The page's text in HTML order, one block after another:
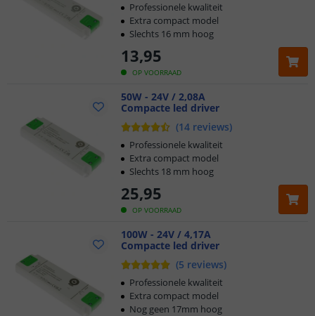
OP VOORRAAD
13,95
Professionele kwaliteit
Extra compact model
Slechts 16 mm hoog
50W - 24V / 2,08A
Compacte led driver
(14 reviews)
OP VOORRAAD
25,95
Professionele kwaliteit
Extra compact model
Slechts 18 mm hoog
100W - 24V / 4,17A
Compacte led driver
(5 reviews)
Professionele kwaliteit
Extra compact model
Nog geen 17mm hoog